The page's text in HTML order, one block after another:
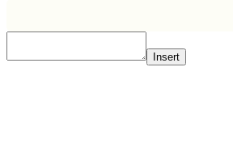
Insert